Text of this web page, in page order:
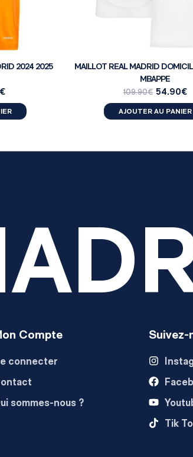
2024 2025
€
MAILLOT REAL MADRID
MBAPPE
109.90€ 54.90€
AJOUTER AU PANIER
Compte
connecter
sommes-nous ?
Suivez-
Tik